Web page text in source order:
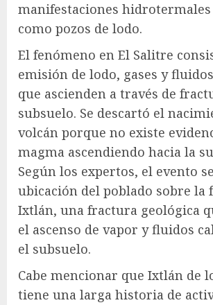
manifestaciones hidrotermales
como pozos de lodo.
El fenómeno en El Salitre
emisión de lodo, gases y
que ascienden a través de
subsuelo. Se descartó el
volcán porque no existe
magma ascendiendo hacia la
Según los expertos, el evento
ubicación del poblado sobre la
Ixtlán, una fractura geológica
el ascenso de vapor y fluidos
el subsuelo.
Cabe mencionar que Ixtlán de
tiene una larga historia de